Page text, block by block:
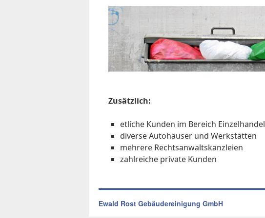
Zu­sätz­lich:
et­li­che Kun­den im Be­reich Ein­zel­han­del
di­ver­se Au­to­häu­ser und Werk­stät­ten
meh­re­re Rechts­an­walts­kanz­lei­en
zahl­rei­che pri­va­te Kun­den
Ewald Rost Gebäudereinigung GmbH